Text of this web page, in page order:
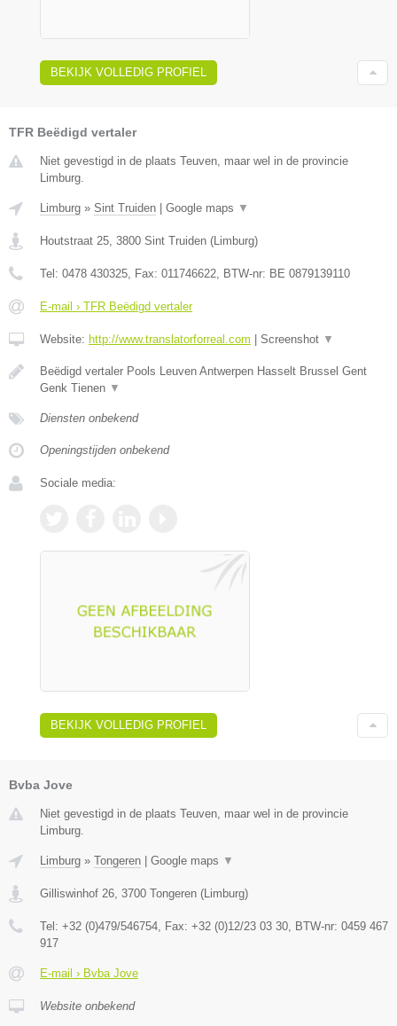
BEKIJK VOLLEDIG PROFIEL
TFR Beëdigd vertaler
Niet gevestigd in de plaats Teuven, maar wel in de provincie
Limburg.
Limburg » Sint Truiden Google maps ▼
Houtstraat 25, 3800 Sint Truiden (Limburg)
Tel: 0478 430325, Fax: 011746622, BTW-nr: BE 0879139110
E-mail › TFR Beëdigd vertaler
Website: http://www.translatorforreal.com Screenshot ▼
Beëdigd vertaler Pools Leuven Antwerpen Hasselt Brussel Gent
Genk Tienen ▼
Diensten onbekend
Openingstijden onbekend
Sociale media:
BEKIJK VOLLEDIG PROFIEL
Bvba Jove
Niet gevestigd in de plaats Teuven, maar wel in de provincie
Limburg.
Limburg » Tongeren Google maps ▼
Gilliswinhof 26 3700 Tongeren ( Limburg)
Tel: +32 (0)479/546754 , Fax: +32 (0)12/23 03 30 , BTW-nr: 0459 467
917
E-mail › Bvba Jove
Website onbekend